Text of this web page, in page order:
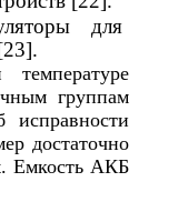
для
группам
исправности
достаточно
Емкость АКБ